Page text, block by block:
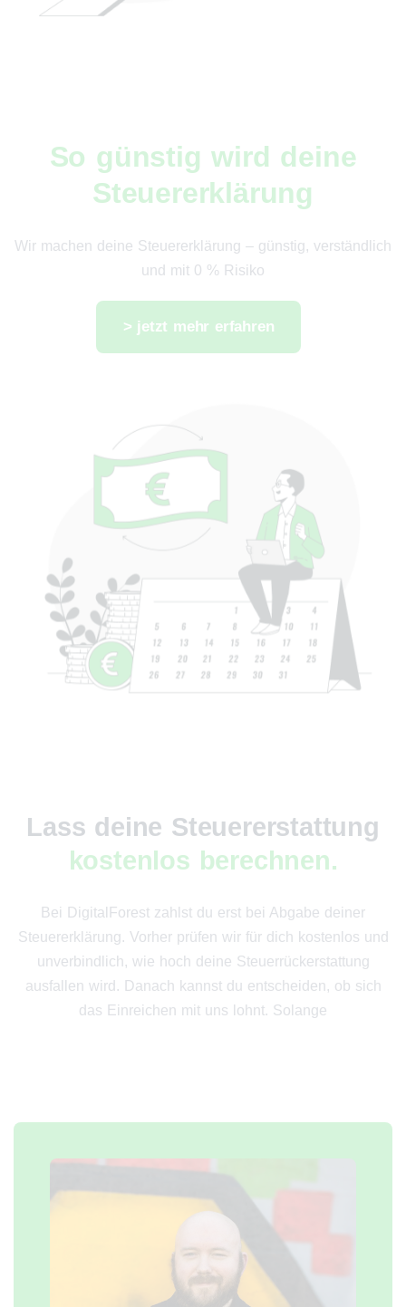
So günstig wird deine
Steuererklärung
Wir machen deine Steuererklärung – günstig, verständlich
und mit 0 % Risiko
> jetzt mehr erfahren
Lass deine Steuererstattung
kostenlos berechnen.
Bei DigitalForest zahlst du erst bei Abgabe deiner
Steuererklärung. Vorher prüfen wir für dich kostenlos und
unverbindlich, wie hoch deine Steuerrückerstattung
ausfallen wird. Danach kannst du entscheiden, ob sich
das Einreichen mit uns lohnt. Solange